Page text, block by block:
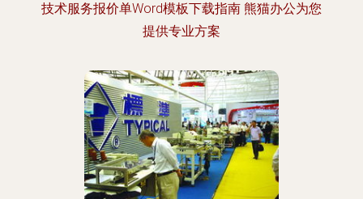
技术服务报价单Word模板下载指南 熊猫办公为您
提供专业方案